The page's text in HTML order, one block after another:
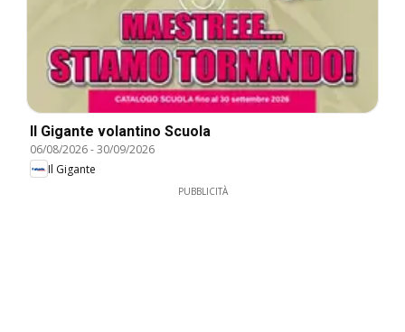
Il Gigante volantino Scuola
06/08/2026-30/09/2026
Il Gigante
PUBBLICITÀ